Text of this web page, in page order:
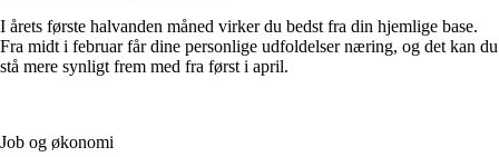
I årets første halvanden måned virker du bedst fra din hjemlige base.
Fra midt i februar får dine personlige udfoldelser næring, og det kan du
stå mere synligt frem med fra først i april.
Job og økonomi